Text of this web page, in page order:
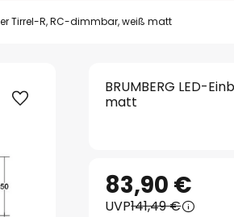
Tirrel-R, RC-dimmbar, weiß matt
BRUMBERG LED-
matt
83,90 €
UVP141,49 €